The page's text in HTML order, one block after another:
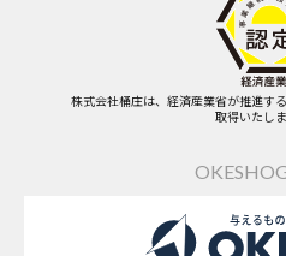
株式会社桶庄は、経済産業省が推進す
取得いたしま